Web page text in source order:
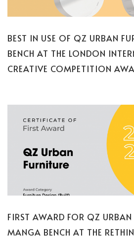
BEST IN USE OF QZ URBAN
BENCH AT THE LONDON
CREATIVE COMPETITION
FIRST AWARD FOR QZ URBAN
MANGA BENCH AT THE